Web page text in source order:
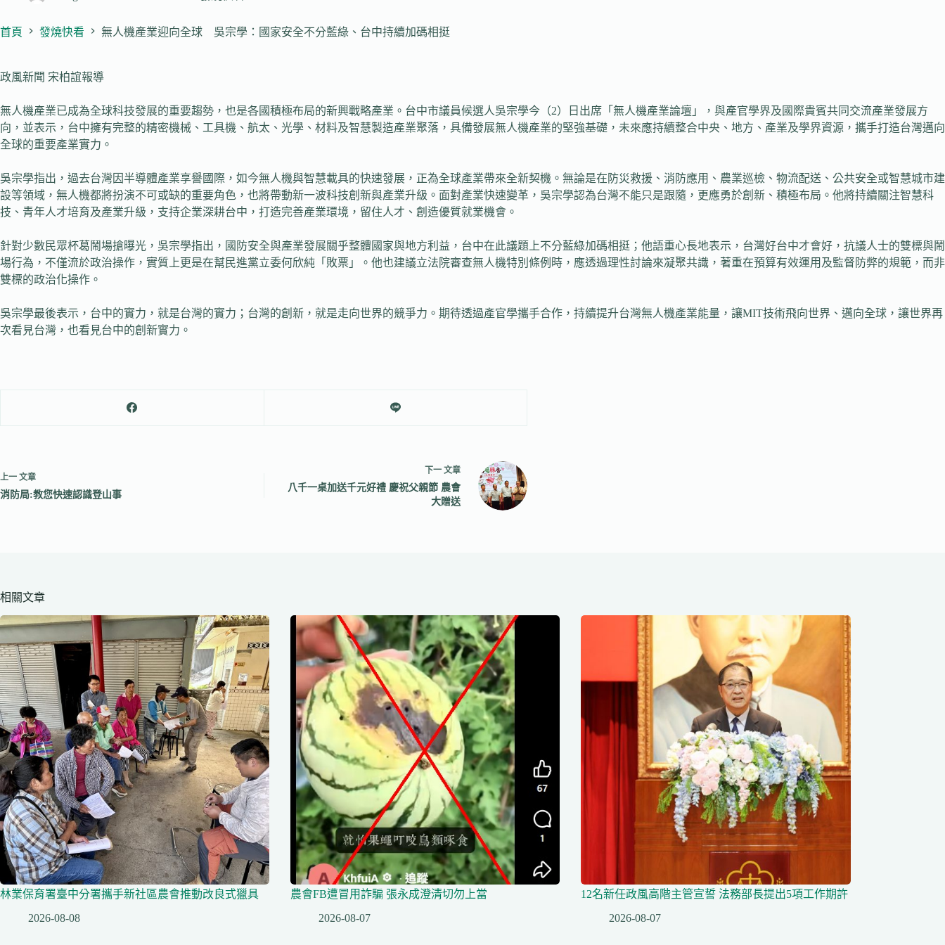
首頁 發燒快看 無人機產業迎向全球 吳宗學：國家安全不分藍綠、台中持續加碼相挺
政風新聞 宋柏誼報導
無人機產業已成為全球科技發展的重要趨勢，也是各國積極布局的新興戰略產業。台中市議員候選人吳宗學今（2）日出席「無人機產業論壇」，與產官學界及國際貴賓共同交流產業發展方
向，並表示，台中擁有完整的精密機械、工具機、航太、光學、材料及智慧製造產業聚落，具備發展無人機產業的堅強基礎，未來應持續整合中央、地方、產業及學界資源，攜手打造台灣邁向
全球的重要產業實力。
吳宗學指出，過去台灣因半導體產業享譽國際，如今無人機與智慧載具的快速發展，正為全球產業帶來全新契機。無論是在防災救援、消防應用、農業巡檢、物流配送、公共安全或智慧城市建
設等領域，無人機都將扮演不可或缺的重要角色，也將帶動新一波科技創新與產業升級。面對產業快速變革，吳宗學認為台灣不能只是跟隨，更應勇於創新、積極布局。他將持續關注智慧科
技、青年人才培育及產業升級，支持企業深耕台中，打造完善產業環境，留住人才、創造優質就業機會。
針對少數民眾杯葛鬧場搶曝光，吳宗學指出，國防安全與產業發展關乎整體國家與地方利益，台中在此議題上不分藍綠加碼相挺；他語重心長地表示，台灣好台中才會好，抗議人士的雙標與鬧
場行為，不僅流於政治操作，實質上更是在幫民進黨立委何欣純「敗票」。他也建議立法院審查無人機特別條例時，應透過理性討論來凝聚共識，著重在預算有效運用及監督防弊的規範，而非
雙標的政治化操作。
吳宗學最後表示，台中的實力，就是台灣的實力；台灣的創新，就是走向世界的競爭力。期待透過產官學攜手合作，持續提升台灣無人機產業能量，讓MIT技術飛向世界、邁向全球，讓世界再
次看見台灣，也看見台中的創新實力。
上一 文章
消防局:教您快速認識登山事
下一 文章
八千一桌加送千元好禮 慶祝父親節 農會
大贈送
相關文章
林業保育署臺中分署攜手新社區農會推動改良式獵具
2026-08-08
農會FB遭冒用詐騙 張永成澄清切勿上當
2026-08-07
12名新任政風高階主管宣誓 法務部長提出5項工作期許
2026-08-07